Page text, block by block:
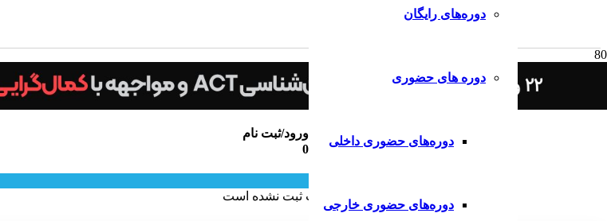
دوره‌های رایگان
دوره های حضوری
دوره‌های حضوری داخلی
دوره‌های حضوری خارجی
ورود/ثبت نام
0
هنوز دیدگاهی برای این مطلب ثبت نشده است